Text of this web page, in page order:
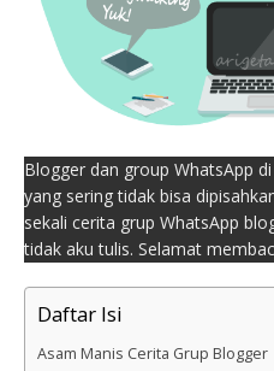
Blogger dan group WhatsApp
yang sering tidak bisa
sekali cerita grup WhatsApp
tidak aku tulis. Selamat
Daftar Isi
Asam Manis Cerita Grup Blogger